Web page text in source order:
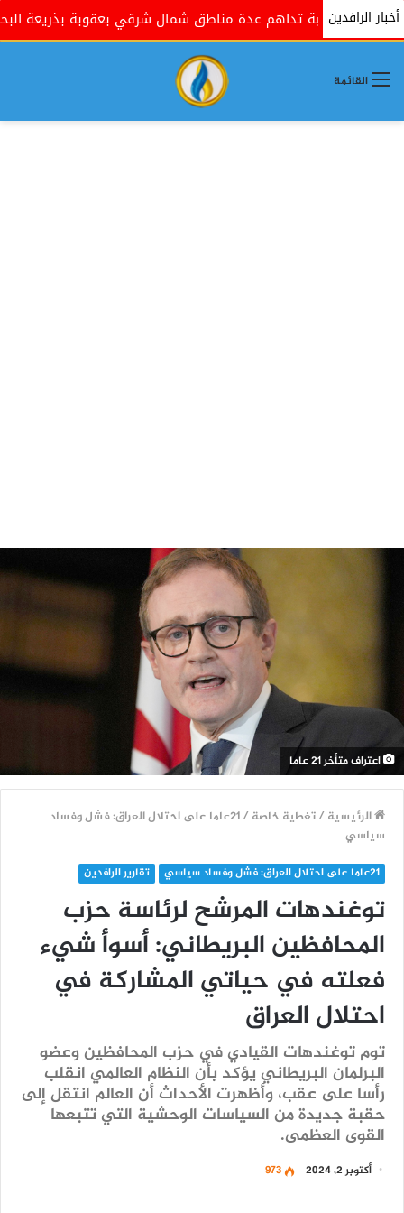
أخبار الرافدين
تداهم عدة مناطق شمال شرقي بعقوبة بذريعة البحث عن
القائمة
اعتراف متأخر 21 عاما
الرئيسية /تغطية خاصة /
21عاما على احتلال العراق: فشل وفساد
سياسي
21عاما على احتلال العراق: فشل وفساد سياسي تقارير الرافدين
توغندهات المرشح لرئاسة حزب
المحافظين البريطاني: أسوأ شيء
فعلته في حياتي المشاركة في
احتلال العراق
توم توغندهات القيادي في حزب المحافظين وعضو
البرلمان البريطاني يؤكد بأن النظام العالمي انقلب
رأسا على عقب، وأظهرت الأحداث أن العالم انتقل إلى
حقبة جديدة من السياسات الوحشية التي تتبعها
القوى العظمى.
أكتوبر 2, 2024 973